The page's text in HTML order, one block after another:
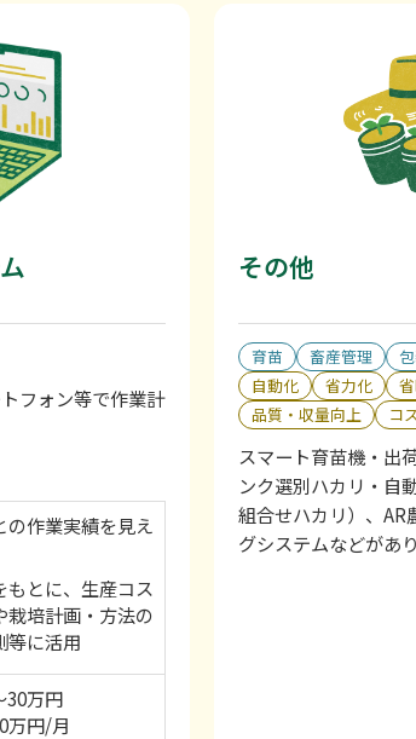
フォン等で作業計
の作業実績を見え
もとに、生産コス
栽培計画・方法の
等に活用
30万円
万円/月
その他
育苗 畜産管理
自動化
省力化
品質・収量向上
コ
スマート育苗機・出
ンク選別ハカリ・自
組合せハカリ）、AR
グシステムなどがあり